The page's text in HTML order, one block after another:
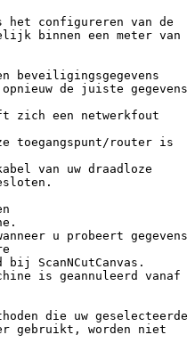
het configureren van de
binnen een meter van
beveiligingsgegevens
de juiste gegevens
zich een netwerkfout
toegangspunt/router is
van uw draadloze
u probeert gegevens
ScanNCutCanvas.
is geannuleerd vanaf
die uw geselecteerde
gebruikt, worden niet